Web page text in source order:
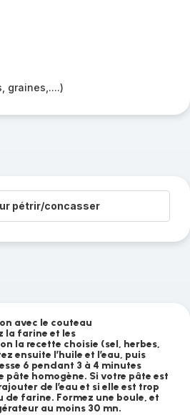
graines,....)
pétrir/concasser
avec le couteau
la farine et les
la recette choisie (sel, herbes,
ensuite l’huile et l’eau, puis
6 pendant 3 à 4 minutes
pâte homogène. Si votre pâte est
de l’eau et si elle est trop
de farine. Formez une boule, et
au moins 30 mn.